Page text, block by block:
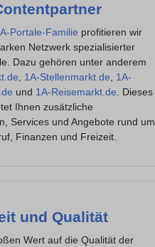
Portale-Familie profitieren wir
Netzwerk spezialisierter
Dazu gehören unter anderem
, 1A-Stellenmarkt.de, 1A-
und 1A-Reisemarkt.de. Dieses
Ihnen zusätzliche
Services und Angebote rund um
Finanzen und Freizeit.
und Qualität
Wert auf die Qualität der